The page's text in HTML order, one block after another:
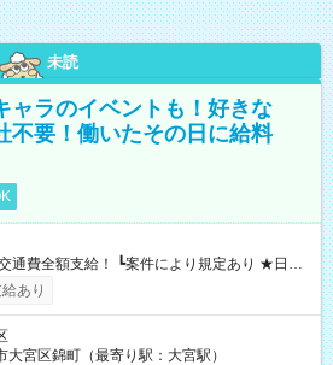
未読
ャラのイベントも！好きな
要！働いたその日に給料
） ┗働いたその日に現金GET♪ お仕事後はコ
分を引き落とせます！ 【試用期間】試
あり
大宮区錦町（最寄り駅：大宮駅）